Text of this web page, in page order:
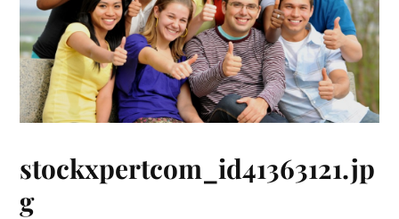
stockxpertcom_id41363121.jp
g